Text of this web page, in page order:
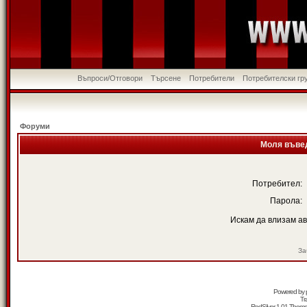
Въпроси/Отговори Търсене Потребители Потребителски
Форуми
Моля
Потребител:
Парола:
Искам да влизам
Powered by